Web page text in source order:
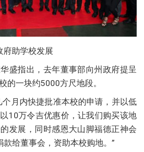
助学校发展
盛指出，去年董事部向州政府提呈
的一块约5000方尺地段。
个月内快捷批准本校的申请，并以低
10万令吉优惠价，让我们购买该地
发展，同时感恩大山脚福德正神会
给董事会，资助本校购地。”